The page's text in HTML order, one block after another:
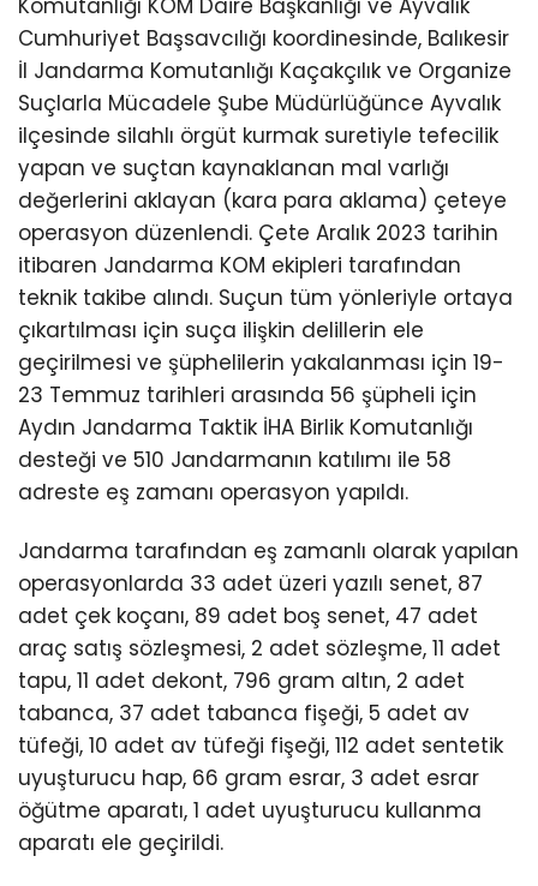
Komutanlığı KOM Daire Başkanlığı ve Ayvalık
Cumhuriyet Başsavcılığı koordinesinde, Balıkesir
İl Jandarma Komutanlığı Kaçakçılık ve Organize
Suçlarla Mücadele Şube Müdürlüğünce Ayvalık
ilçesinde silahlı örgüt kurmak suretiyle tefecilik
yapan ve suçtan kaynaklanan mal varlığı
değerlerini aklayan (kara para aklama) çeteye
operasyon düzenlendi. Çete Aralık 2023 tarihin
itibaren Jandarma KOM ekipleri tarafından
teknik takibe alındı. Suçun tüm yönleriyle ortaya
çıkartılması için suça ilişkin delillerin ele
geçirilmesi ve şüphelilerin yakalanması için 19-
23 Temmuz tarihleri arasında 56 şüpheli için
Aydın Jandarma Taktik İHA Birlik Komutanlığı
desteği ve 510 Jandarmanın katılımı ile 58
adreste eş zamanı operasyon yapıldı.
Jandarma tarafından eş zamanlı olarak yapılan
operasyonlarda 33 adet üzeri yazılı senet, 87
adet çek koçanı, 89 adet boş senet, 47 adet
araç satış sözleşmesi, 2 adet sözleşme, 11 adet
tapu, 11 adet dekont, 796 gram altın, 2 adet
tabanca, 37 adet tabanca fişeği, 5 adet av
tüfeği, 10 adet av tüfeği fişeği, 112 adet sentetik
uyuşturucu hap, 66 gram esrar, 3 adet esrar
öğütme aparatı, 1 adet uyuşturucu kullanma
aparatı ele geçirildi.